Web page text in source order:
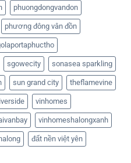
phuongdongvandon
phương đông vân đồn
sgowecity sonasea sparkling
sun grand city theflamevine
vinhomes
vinhomeshalongxanh
đất nền việt yên